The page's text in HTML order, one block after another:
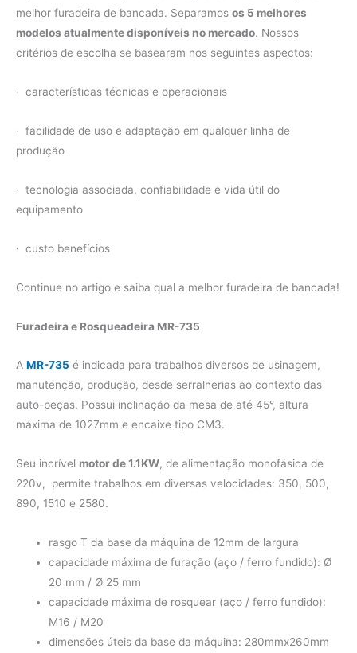
melhor furadeira de bancada. Separamos os 5 melhores
modelos atualmente disponíveis no mercado. Nossos
critérios de escolha se basearam nos seguintes aspectos:
· características técnicas e operacionais
· facilidade de uso e adaptação em qualquer linha de
produção
· tecnologia associada, confiabilidade e vida útil do
equipamento
· custo benefícios
Continue no artigo e saiba qual a melhor furadeira de bancada!
Furadeira e Rosqueadeira MR-735
A MR-735 é indicada para trabalhos diversos de usinagem,
manutenção, produção, desde serralherias ao contexto das
auto-peças. Possui inclinação da mesa de até 45°, altura
máxima de 1027mm e encaixe tipo CM3.
Seu incrível motor de 1.1KW, de alimentação monofásica de
220v, permite trabalhos em diversas velocidades: 350, 500,
890, 1510 e 2580.
rasgo T da base da máquina de 12mm de largura
capacidade máxima de furação (aço / ferro fundido): Ø
20 mm / Ø 25 mm
capacidade máxima de rosquear (aço / ferro fundido):
M16 / M20
dimensões úteis da base da máquina: 280mmx260mm